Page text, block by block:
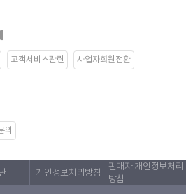
고객서비스관련 사업자회원전환
의
개인정보처리방침
판매자 개인정보처리
방침